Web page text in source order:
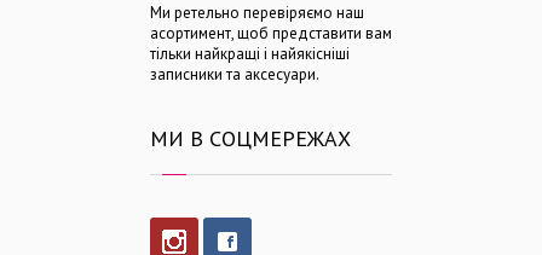
Ми ретельно перевіряємо наш
асортимент, щоб представити вам
тільки найкращі і найякісніші
записники та аксесуари.
МИ В СОЦМЕРЕЖАХ